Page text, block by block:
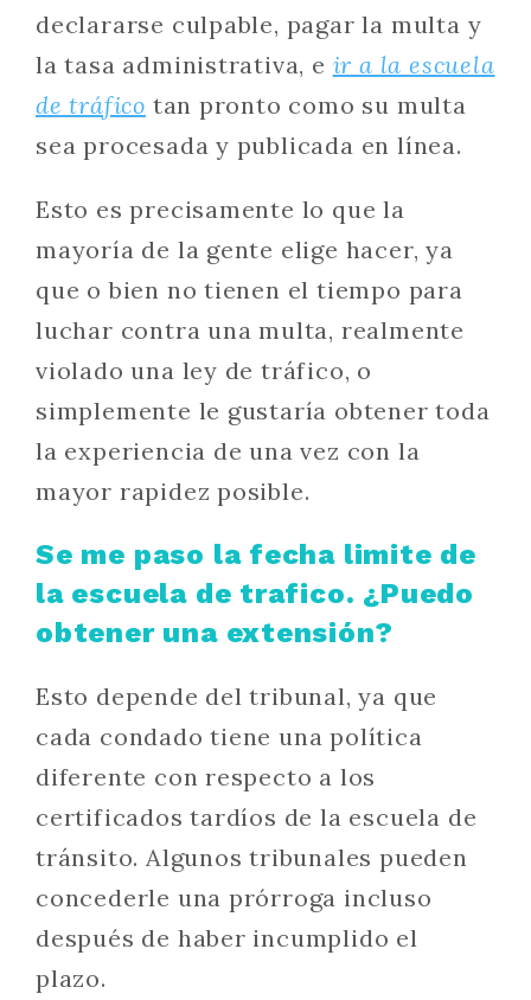
declararse culpable, pagar la multa y
la tasa administrativa, e ir a la escuela
de tráfico tan pronto como su multa
sea procesada y publicada en línea.
Esto es precisamente lo que la
mayoría de la gente elige hacer, ya
que o bien no tienen el tiempo para
luchar contra una multa, realmente
violado una ley de tráfico, o
simplemente le gustaría obtener toda
la experiencia de una vez con la
mayor rapidez posible.
Se me paso la fecha limite de
la escuela de trafico. ¿Puedo
obtener una extensión?
Esto depende del tribunal, ya que
cada condado tiene una política
diferente con respecto a los
certificados tardíos de la escuela de
tránsito. Algunos tribunales pueden
concederle una prórroga incluso
después de haber incumplido el
plazo.